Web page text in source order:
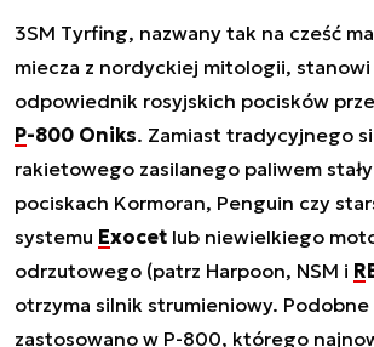
3SM Tyrfing, nazwany tak na cześć
miecza z nordyckiej mitologii,
odpowiednik rosyjskich pocisków
P-800 Oniks. Zamiast tradycyjnego
rakietowego zasilanego paliwem
pociskach Kormoran, Penguin czy
systemu Exocet lub niewielkiego
odrzutowego (patrz Harpoon, NSM i
otrzyma silnik strumieniowy. Podobne
zastosowano w P-800, którego